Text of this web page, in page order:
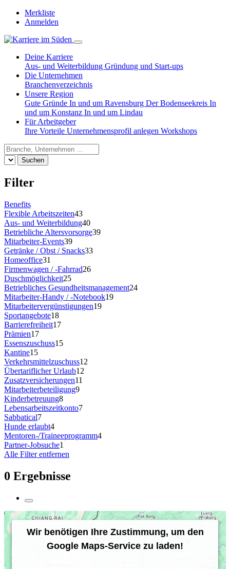
Merkliste
Anmelden
Deine Karriere
Aus- und Weiterbildung Gründung und Start-ups
Die Unternehmen
Branchenverzeichnis
Unsere Region
Gute Gründe In und um Ravensburg Der Bodenseekreis In
und um Konstanz In und um Lindau
Für Arbeitgeber
Ihre Vorteile Unternehmensprofil anlegen Workshops
Suchen
Filter
Benefits
Flexible Arbeitszeiten43
Aus- und Weiterbildung40
Betriebliche Altersvorsorge39
Mitarbeiter-Events39
Getränke / Obst / Snacks33
Homeoffice31
Firmenwagen / -Fahrrad26
Duschmöglichkeit25
Betriebliches Gesundheitsmanagement24
Mitarbeiter-Handy / -Notebook19
Mitarbeitervergünstigungen19
Sportangebote18
Barrierefreiheit17
Prämien17
Essenszuschuss15
Kantine15
Verkehrsmittelzuschuss12
Übertariflicher Urlaub12
Zusatzversicherungen11
Mitarbeiterbeteiligung9
Kinderbetreuung8
Lebensarbeitszeitkonto7
Sabbatical7
Hunde erlaubt4
Mentoren-/Traineeprogramm4
Partner-Jobsuche1
Alle Filter entfernen
0 Ergebnisse
Wir benötigen Ihre Zustimmung, um den
Google Maps-Service zu laden!